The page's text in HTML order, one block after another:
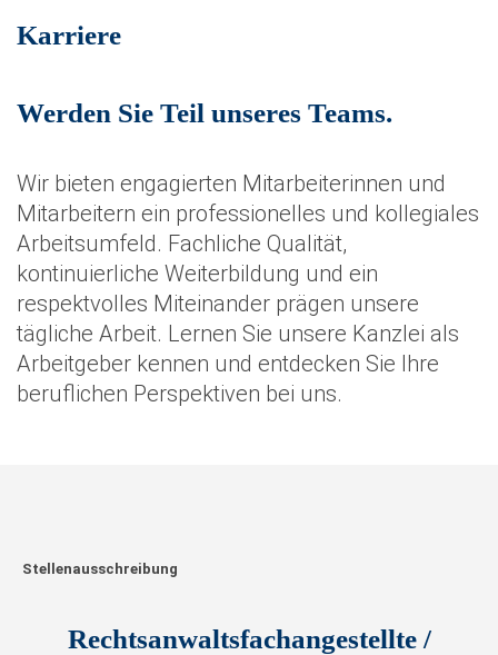
Karriere
Werden Sie Teil unseres Teams.
Wir bieten engagierten Mitarbeiterinnen und
Mitarbeitern ein professionelles und kollegiales
Arbeitsumfeld. Fachliche Qualität,
kontinuierliche Weiterbildung und ein
respektvolles Miteinander prägen unsere
tägliche Arbeit. Lernen Sie unsere Kanzlei als
Arbeitgeber kennen und entdecken Sie Ihre
beruflichen Perspektiven bei uns.
Stellenausschreibung
Rechtsanwaltsfachangestellte /